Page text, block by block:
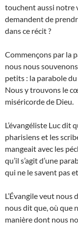
touchent aussi notre
demandent de
dans ce récit ?
Commençons par la
nous nous
petits : la parabole
Nous y trouvons le
miséricorde de Dieu.
L’évangéliste Luc dit
pharisiens et les
mangeait avec les
qu’il s’agit d’une
qui ne le savent pas
L’Évangile veut nous
nous dit que, où que
manière dont nous